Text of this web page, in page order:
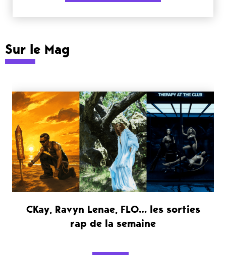
Sur le Mag
CKay, Ravyn Lenae, FLO… les sorties
rap de la semaine